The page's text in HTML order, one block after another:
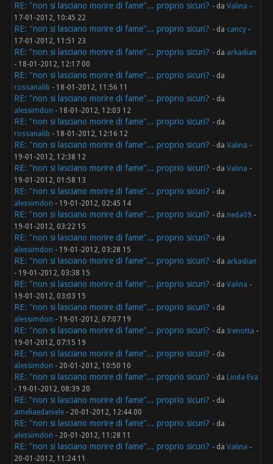
RE: "non si lasciano morire di fame"... proprio sicuri? - daValina -
17-01-2012, 10:45 22
RE: "non si lasciano morire di fame"... proprio sicuri? - da cancy -
17-01-2012, 11:51 23
RE: "non si lasciano morire di fame"... proprio sicuri? - da arkadian
- 18-01-2012, 12:17 00
RE: "non si lasciano morire di fame"... proprio sicuri? - da
rossanalib - 18-01-2012, 11:56 11
RE: "non si lasciano morire di fame"... proprio sicuri? - da
alessimdon - 18-01-2012, 12:03 12
RE: "non si lasciano morire di fame"... proprio sicuri? - da
rossanalib - 18-01-2012, 12:16 12
RE: "non si lasciano morire di fame"... proprio sicuri? - daValina -
19-01-2012, 12:38 12
RE: "non si lasciano morire di fame"... proprio sicuri? - daValina -
19-01-2012, 01:58 13
RE: "non si lasciano morire di fame"... proprio sicuri? - da
alessimdon - 19-01-2012, 02:45 14
RE: "non si lasciano morire di fame"... proprio sicuri? - da neda09 -
19-01-2012, 03:22 15
RE: "non si lasciano morire di fame"... proprio sicuri? - da
alessimdon - 19-01-2012, 03:28 15
RE: "non si lasciano morire di fame"... proprio sicuri? - da arkadian
- 19-01-2012, 03:38 15
RE: "non si lasciano morire di fame"... proprio sicuri? - daValina -
19-01-2012, 03:03 15
RE: "non si lasciano morire di fame"... proprio sicuri? - da
alessimdon - 19-01-2012, 07:07 19
RE: "non si lasciano morire di fame"... proprio sicuri? - da Irenotta -
19-01-2012, 07:15 19
RE: "non si lasciano morire di fame"... proprio sicuri? - da
alessimdon - 20-01-2012, 10:50 10
RE: "non si lasciano morire di fame"... proprio sicuri? - da Linda Eva
- 19-01-2012, 08:39 20
RE: "non si lasciano morire di fame"... proprio sicuri? - da
ameliaedaniele - 20-01-2012, 12:44 00
RE: "non si lasciano morire di fame"... proprio sicuri? - da
alessimdon - 20-01-2012, 11:28 11
RE: "non si lasciano morire di fame"... proprio sicuri? - daValina -
20-01-2012, 11:24 11